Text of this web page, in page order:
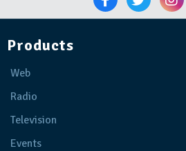
Products
Web
Radio
Television
Events